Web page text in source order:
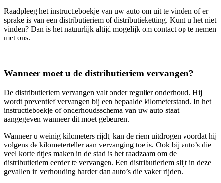
Raadpleeg het instructieboekje van uw auto om uit te vinden of er
sprake is van een distributieriem of distributieketting. Kunt u het niet
vinden? Dan is het natuurlijk altijd mogelijk om contact op te nemen
met ons.
Wanneer moet u de distributieriem vervangen?
De distributieriem vervangen valt onder regulier onderhoud. Hij
wordt preventief vervangen bij een bepaalde kilometerstand. In het
instructieboekje of onderhoudsschema van uw auto staat
aangegeven wanneer dit moet gebeuren.
Wanneer u weinig kilometers rijdt, kan de riem uitdrogen voordat hij
volgens de kilometerteller aan vervanging toe is. Ook bij auto’s die
veel korte ritjes maken in de stad is het raadzaam om de
distributieriem eerder te vervangen. Een distributieriem slijt in deze
gevallen in verhouding harder dan auto’s die vaker rijden.